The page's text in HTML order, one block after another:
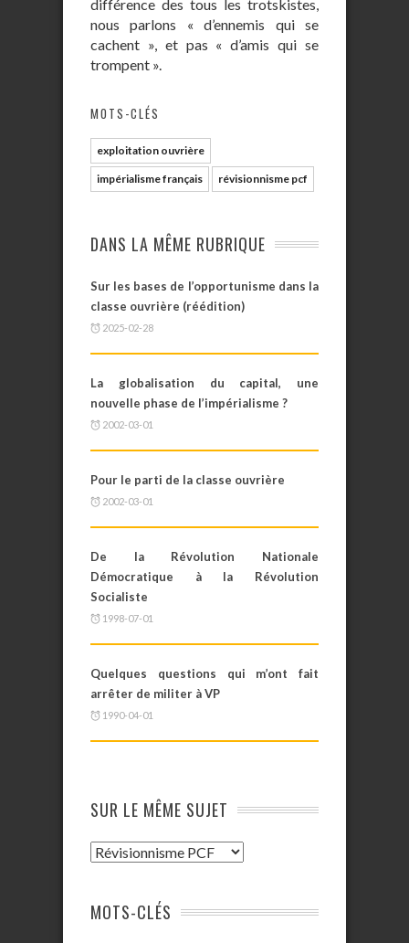
différence des tous les trotskistes,
nous parlons « d’ennemis qui se
cachent », et pas « d’amis qui se
trompent ».
MOTS-CLÉS
exploitation ouvrière
impérialisme français révisionnisme pcf
DANS LA MÊME RUBRIQUE
Sur les bases de l’opportunisme dans la
classe ouvrière (réédition)
2025-02-28
La globalisation du capital, une
nouvelle phase de l’impérialisme ?
2002-03-01
Pour le parti de la classe ouvrière
2002-03-01
De la Révolution Nationale
Démocratique à la Révolution
Socialiste
1998-07-01
Quelques questions qui m’ont fait
arrêter de militer à VP
1990-04-01
SUR LE MÊME SUJET
MOTS-CLÉS